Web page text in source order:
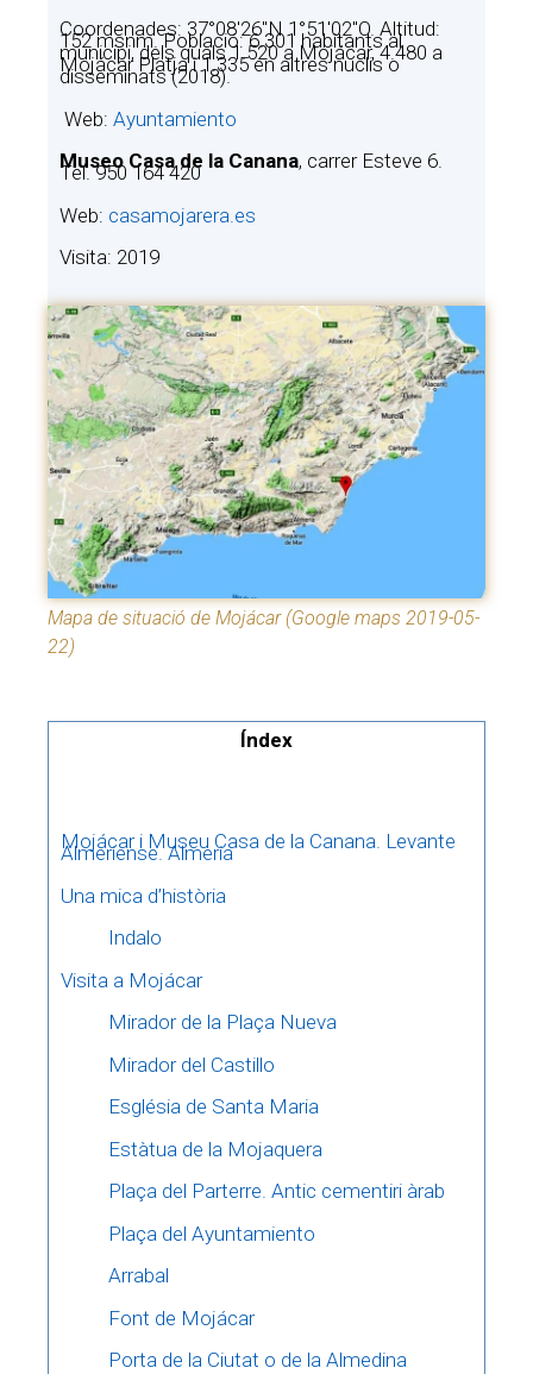
Coordenades: 37°08′26″N 1°51′02″O. Altitud:
152 msnm. Població: 6.301 habitants al
municipi, dels quals 1.520 a Mojácar, 4.480 a
Mojácar Platja i 1.335 en altres nuclis o
disseminats (2018).
Web: Ayuntamiento
Museo Casa de la Canana, carrer Esteve 6.
Tel. 950 164 420
Web: casamojarera.es
Visita: 2019
Mapa de situació de Mojácar (Google maps 2019-05-
22)
Índex
Mojácar i Museu Casa de la Canana. Levante
Almeriense. Almeria
Una mica d’història
Indalo
Visita a Mojácar
Mirador de la Plaça Nueva
Mirador del Castillo
Església de Santa Maria
Estàtua de la Mojaquera
Plaça del Parterre. Antic cementiri àrab
Plaça del Ayuntamiento
Arrabal
Font de Mojácar
Porta de la Ciutat o de la Almedina